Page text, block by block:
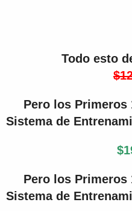
Todo esto
Pero los Primeros
Sistema de
Pero los Primeros
Sistema de